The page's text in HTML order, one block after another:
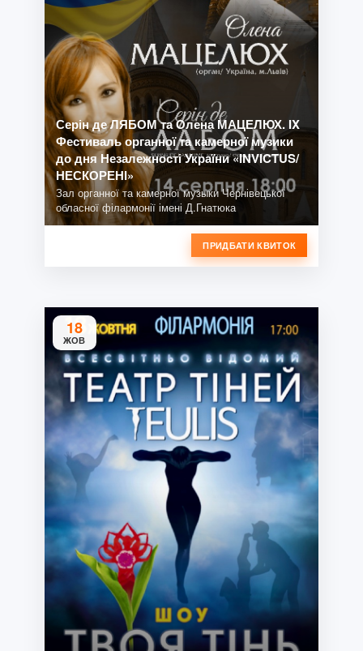
Серін де ЛЯБОМ та Олена МАЦЕЛЮХ. IX
Фестиваль органної та камерної музики
до дня Незалежності України «INVICTUS/
НЕСКОРЕНІ»
Зал органної та камерної музыки Чернівецької
обласної філармонії імені Д.Гнатюка
ПРИДБАТИ КВИТОК
18
ЖОВ